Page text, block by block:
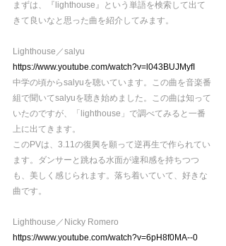
まずは、『lighthouse』という単語を検索して出て
きて良いなと思った曲を紹介してみます。
Lighthouse／salyu
https://www.youtube.com/watch?v=l043BUJMyfI
中学の頃からsalyuを聴いています。この曲を音楽番
組で聞いてsalyuを聴き始めました。この曲は知って
いたのですが、「lighthouse」で調べてみると一番
上に出てきます。
このPVは、3.11の復興を願って逆再生で作られてい
ます。ダンサーと跳ねる水面が違和感を持ちつつ
も、美しく感じられます。落ち着いていて、好きな
曲です。
Lighthouse／Nicky Romero
https://www.youtube.com/watch?v=6pH8f0MA--0